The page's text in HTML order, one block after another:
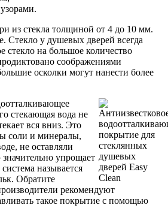
из стекла толщиной от 4 до 10 мм.
Стекло у душевых дверей всегда
стекло на большое количество
соображениями
осколки могут нанести более
стекающая вода не
вся вниз. Это
соли и минералы,
не оставляли
значительно упрощает
называется
Обратите
рекомендуют
такое покрытие с помощью